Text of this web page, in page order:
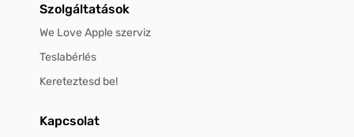
Szolgáltatások
We Love Apple szerviz
Teslabérlés
Kereteztesd be!
Kapcsolat